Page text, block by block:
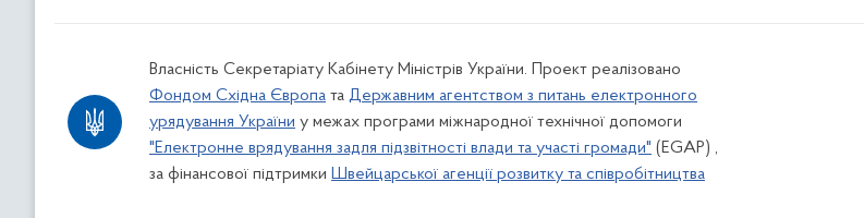
Власність Секретаріату Кабінету Міністрів України. Проект реалізовано
Фондом Східна Європа та Державним агентством з питань електронного
урядування України у межах програми міжнародної технічної допомоги
"Електронне врядування задля підзвітності влади та участі громади" (EGAP) ,
за фінансової підтримки Швейцарської агенції розвитку та співробітництва